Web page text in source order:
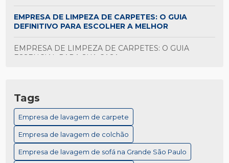
EMPRESA DE LIMPEZA DE CARPETES: O GUIA
DEFINITIVO PARA ESCOLHER A MELHOR
EMPRESA DE LIMPEZA DE CARPETES: O GUIA
ESSENCIAL PARA SUA CASA
EMPRESA QUE LAVA SOFÁ A SECO: GUIA COMPLETO
PARA VOCÊ
HIGIENIZAÇÃO DE BANCOS DE CARROS: DICAS
ESSENCIAIS PARA VOCÊ
Tags
Empresa de lavagem de carpete
Empresa de lavagem de colchão
Empresa de lavagem de sofá na Grande São Paulo